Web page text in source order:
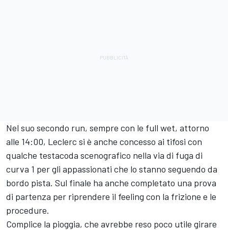
Nel suo secondo run, sempre con le full wet, attorno
alle 14:00, Leclerc si è anche concesso ai tifosi con
qualche testacoda scenografico nella via di fuga di
curva 1 per gli appassionati che lo stanno seguendo da
bordo pista. Sul finale ha anche completato una prova
di partenza per riprendere il feeling con la frizione e le
procedure.
Complice la pioggia, che avrebbe reso poco utile girare